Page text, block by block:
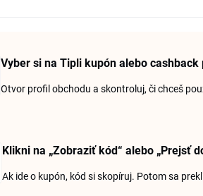
Vyber si na Tipli kupón alebo
Otvor profil obchodu a skontroluj, či chceš
Klikni na „Zobraziť kód“ alebo „Prejsť
Ak ide o kupón, kód si skopíruj. Potom sa